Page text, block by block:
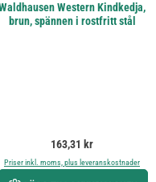
Western Kindkedja,
brun, spännen i rostfritt stål
Ordinarie pris:
163,31 kr
Priser inkl. moms, plus leveranskostnader